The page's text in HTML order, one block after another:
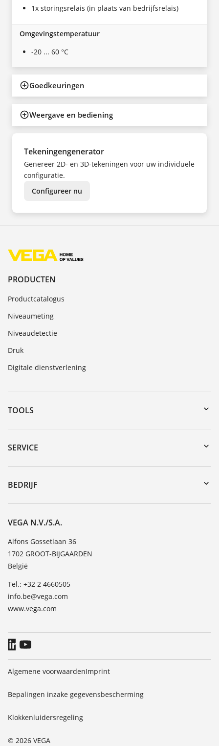
1x storingsrelais (in plaats van bedrijfsrelais)
Omgevingstemperatuur
-20 ... 60 °C
Goedkeuringen
Weergave en bediening
Tekeningengenerator
Genereer 2D- en 3D-tekeningen voor uw individuele
configuratie.
Configureer nu
PRODUCTEN
Productcatalogus
Niveaumeting
Niveaudetectie
Druk
Digitale dienstverlening
TOOLS
Downloads
Serienummer zoeken
DTM Collection/PACTware
SERVICE
Reparatieformulier instrument
Seminars
Bestendigheidslijst
TeamViewer
BEDRIJF
Vacature
Over VEGA
Contact
Nieuws
Persberichten
Blog
VEGA N.V./S.A.
Alfons Gossetlaan 36
1702 GROOT-BIJGAARDEN
België
Tel.: +32 2 4660505
info.be@vega.com
www.vega.com
© 2026 VEGA
Algemene voorwaardenImprint
Bepalingen inzake gegevensbescherming
Klokkenluidersregeling